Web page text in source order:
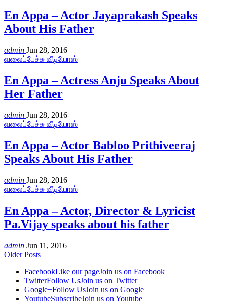
En Appa – Actor Jayaprakash Speaks
About His Father
admin Jun 28, 2016
வலைப்பேச்சு வீடியோஸ்
En Appa – Actress Anju Speaks About
Her Father
admin Jun 28, 2016
வலைப்பேச்சு வீடியோஸ்
En Appa – Actor Babloo Prithiveeraj
Speaks About His Father
admin Jun 28, 2016
வலைப்பேச்சு வீடியோஸ்
En Appa – Actor, Director & Lyricist
Pa.Vijay speaks about his father
admin Jun 11, 2016
Older Posts
FacebookLike our pageJoin us on Facebook
TwitterFollow UsJoin us on Twitter
Google+Follow UsJoin us on Google
YoutubeSubscribeJoin us on Youtube